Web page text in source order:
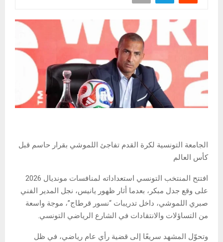
الجامعة التونسية لكرة القدم تفاجئ اللموشي بقرار حاسم قبل
كأس العالم
افتتح المنتخب التونسي استعداداته لمنافسات مونديال 2026
على وقع جدل مبكر، بعدما أثار ظهور يانيس، نجل المدير الفني
صبري اللموشي، داخل تدريبات “نسور قرطاج”، موجة واسعة
من التساؤلات والانتقادات في الشارع الرياضي التونسي.
وتحوّل المشهد سريعًا إلى قضية رأي عام رياضي، في ظل